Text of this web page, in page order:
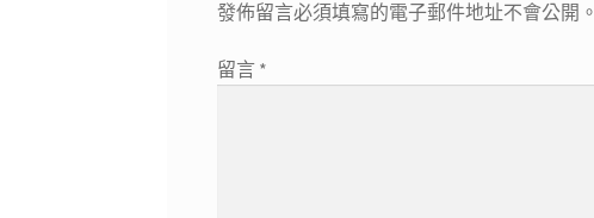
發佈留言必須填寫的電子郵件地址不會公開。
留言 *